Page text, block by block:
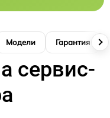
Модели Гарантия
сервис-